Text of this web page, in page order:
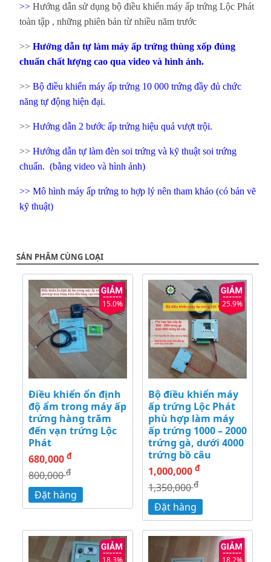
>> Hướng dẫn sử dụng bộ điều khiển máy ấp trứng Lộc Phát
toàn tập , những phiên bản từ nhiều năm trước
>> Hướng dẫn tự làm máy ấp trứng thùng xốp đúng
chuẩn chất lượng cao qua video và hình ảnh.
>> Bộ điều khiển máy ấp trứng 10 000 trứng đầy đủ chức
năng tự động hiện đại.
>> Hướng dẫn 2 bước ấp trứng hiệu quả vượt trội.
>> Hướng dẫn tự làm đèn soi trứng và kỹ thuật soi trứng
chuẩn. (bằng video và hình ảnh)
>> Mô hình máy ấp trứng to hợp lý nên tham khảo (có bản vẽ
kỹ thuật)
SẢN PHẨM CÙNG LOẠI
15.0%
Điều khiển ổn định
độ ẩm trong máy ấp
trứng hàng trăm
đến vạn trứng Lộc
Phát
680,000 đ
800,000đ
Đặt hàng
25.9%
Bộ điều khiển máy
ấp trứng Lộc Phát
phù hợp làm máy
ấp trứng 1000 – 2000
trứng gà, dưới 4000
trứng bồ câu
1,000,000 đ
1,350,000đ
Đặt hàng
18.3% 18.2%